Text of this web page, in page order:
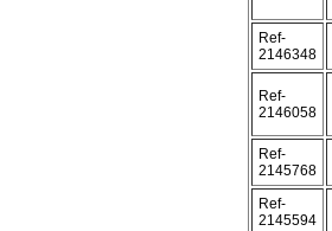
Ref-
2146348
Ref-
2146058
Ref-
2145768
Ref-
2145594